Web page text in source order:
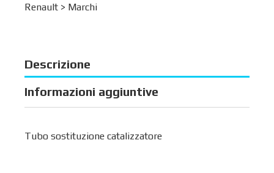
Renault > Marchi
Descrizione
Informazioni aggiuntive
Tubo sostituzione catalizzatore